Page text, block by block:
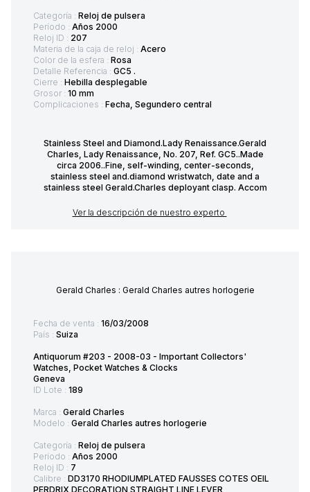
Categoría : Reloj de pulsera
Período : Años 2000
Reloj ID : 207
Materia de la caja de reloj : Acero
Color de la esfera : Rosa
Detalle Referencia : GC5 .
Cierre : Hebilla desplegable
Grosor : 10 mm
Complicaciones : Fecha, Segundero central
Stainless Steel and Diamond.Lady Renaissance.Gerald
Charles, Lady Renaissance, No. 207, Ref. GC5..Made
circa 2006..Fine, self-winding, center-seconds,
stainless steel and.diamond wristwatch, date and a
stainless steel Gerald.Charles deployant clasp. Accom
Ver la descripción de nuestro experto
Gerald Charles : Gerald Charles autres horlogerie
Fecha de venta : 16/03/2008
País : Suiza
Antiquorum #203 - 2008-03 - Important Collectors'
Watches, Pocket Watches & Clocks
Geneva
ID Lote : 189
Marca : Gerald Charles
Modelo : Gerald Charles autres horlogerie
Categoría : Reloj de pulsera
Período : Años 2000
Reloj ID : 7
Calibre : DD3170 RHODIUMPLATED FAUSSES COTES OEIL
PERDRIX DECORATION STRAIGHT LINE LEVER